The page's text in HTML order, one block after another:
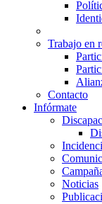
Trabajo en
Contacto
Infórmate
Noticias